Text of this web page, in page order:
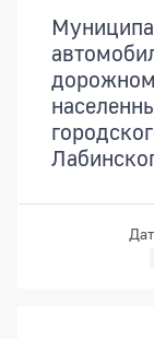
дорожном